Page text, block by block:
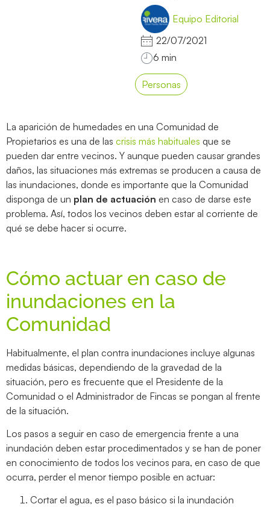
Equipo Editorial
22/07/2021
Personas
La aparición de humedades en una Comunidad de
Propietarios es una de las crisis más habituales que se
pueden dar entre vecinos. Y aunque pueden causar grandes
daños, las situaciones más extremas se producen a causa de
las inundaciones, donde es importante que la Comunidad
disponga de un plan de actuación en caso de darse este
problema. Así, todos los vecinos deben estar al corriente de
qué se debe hacer si ocurre.
Cómo actuar en caso de
inundaciones en la
Comunidad
Habitualmente, el plan contra inundaciones incluye algunas
medidas básicas, dependiendo de la gravedad de la
situación, pero es frecuente que el Presidente de la
Comunidad o el Administrador de Fincas se pongan al frente
de la situación.
Los pasos a seguir en caso de emergencia frente a una
inundación deben estar procedimentados y se han de poner
en conocimiento de todos los vecinos para, en caso de que
ocurra, perder el menor tiempo posible en actuar:
Cortar el agua, es el paso básico si la inundación